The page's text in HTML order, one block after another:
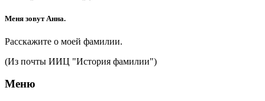
Меня зовут Анна.
Расскажите о моей фамилии.
(Из почты ИИЦ "История фамилии")
Меню